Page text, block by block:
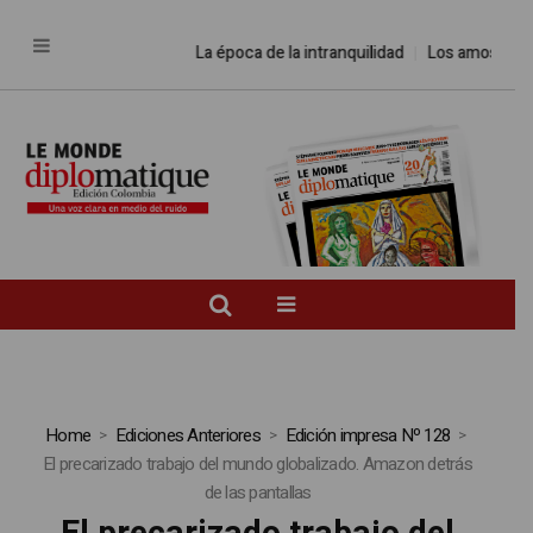
La época de la intranquilidad Los amos del
Home Ediciones Anteriores
Edición impresa Nº 128
El precarizado trabajo del mundo globalizado. Amazon detrás
de las pantallas